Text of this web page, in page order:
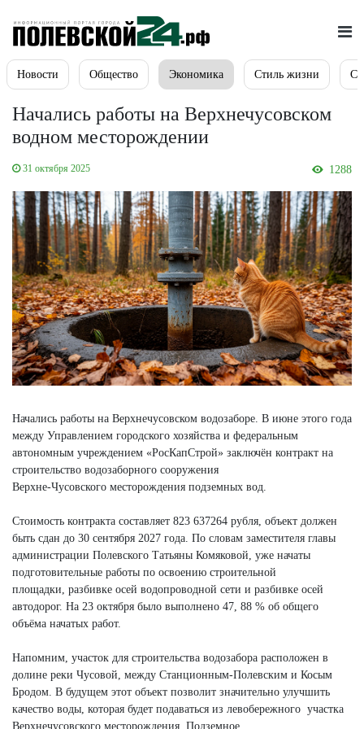
Новости Общество Экономика Стиль жизни
Начались работы на Верхнечусовском
водном месторождении
31 октября 2025 1288
Начались работы на Верхнечусовском водозаборе. В июне этого года
между Управлением городского хозяйства и федеральным
автономным учреждением «РосКапСтрой» заключён контракт на
строительство водозаборного сооружения
Верхне-Чусовского месторождения подземных вод.
Стоимость контракта составляет 823 637264 рубля, объект должен
быть сдан до 30 сентября 2027 года. По словам заместителя главы
администрации Полевского Татьяны Комяковой, уже начаты
подготовительные работы по освоению строительной
площадки, разбивке осей водопроводной сети и разбивке осей
автодорог. На 23 октября было выполнено 47, 88 % об общего
объёма начатых работ.
Напомним, участок для строительства водозабора расположен в
долине реки Чусовой, между Станционным-Полевским и Косым
Бродом. В будущем этот объект позволит значительно улучшить
качество воды, которая будет подаваться из левобережного участка
Верхнечусовского месторождения. Подземное